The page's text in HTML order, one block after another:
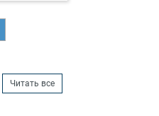
Читать все